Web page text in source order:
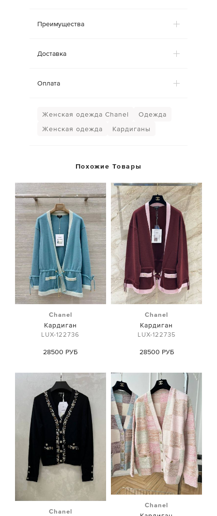
Преимущества
Доставка
Оплата
Женская одежда Chanel
Одежда
Женская одежда
Кардиганы
Похожие Товары
Chanel
Кардиган
LUX-122736
28500 РУБ
Chanel
Кардиган
LUX-122735
28500 РУБ
Chanel
Chanel